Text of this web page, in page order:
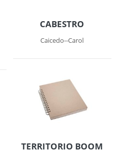
CABESTRO
Caicedo--Carol
TERRITORIO BOOM